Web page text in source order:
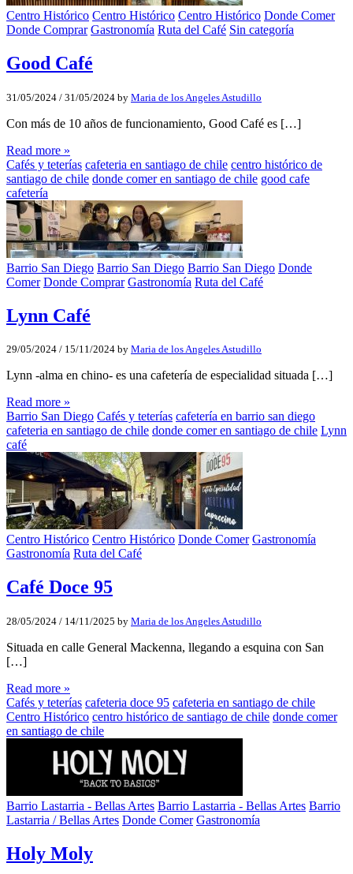
Centro Histórico Centro Histórico Centro Histórico Donde Comer
Donde Comprar Gastronomía Ruta del Café Sin categoría
Good Café
31/05/2024 / 31/05/2024 by Maria de los Angeles Astudillo
Con más de 10 años de funcionamiento, Good Café es […]
Read more »
Cafés y teterías cafeteria en santiago de chile centro histórico de
santiago de chile donde comer en santiago de chile good cafe
cafetería
Barrio San Diego Barrio San Diego Barrio San Diego Donde
Comer Donde Comprar Gastronomía Ruta del Café
Lynn Café
29/05/2024 / 15/11/2024 by Maria de los Angeles Astudillo
Lynn -alma en chino- es una cafetería de especialidad situada […]
Read more »
Barrio San Diego Cafés y teterías cafetería en barrio san diego
cafeteria en santiago de chile donde comer en santiago de chile Lynn
café
Centro Histórico Centro Histórico Donde Comer Gastronomía
Gastronomía Ruta del Café
Café Doce 95
28/05/2024 / 14/11/2025 by Maria de los Angeles Astudillo
Situada en calle General Mackenna, llegando a esquina con San
[…]
Read more »
Cafés y teterías cafeteria doce 95 cafeteria en santiago de chile
Centro Histórico centro histórico de santiago de chile donde comer
en santiago de chile
Barrio Lastarria - Bellas Artes Barrio Lastarria - Bellas Artes Barrio
Lastarria / Bellas Artes Donde Comer Gastronomía
Holy Moly